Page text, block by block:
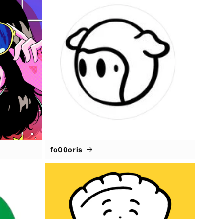
fo00oris